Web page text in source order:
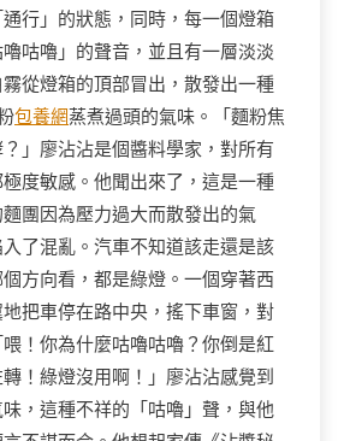
行」的狀態，同時，每一個燈箱
咕嚕」的聲音，並且有一層淡淡
從燈箱的頂部冒出，散發出一種
包養網蒸煮過頭的氣味。「麵粉焦
」廖沾沾是個醬料學家，對所有
度敏感。他聞出來了，這是一種
團因為壓力過大而散發出的氣
了混亂。汽車不知道該走還是該
方向看，都是綠燈。一個穿著西
把車停在路中央，搖下車窗，對
！你為什麼咕嚕咕嚕？你倒是紅
！綠燈沒用啊！」廖沾沾感覺到
，這種不祥的「咕嚕」聲，與他